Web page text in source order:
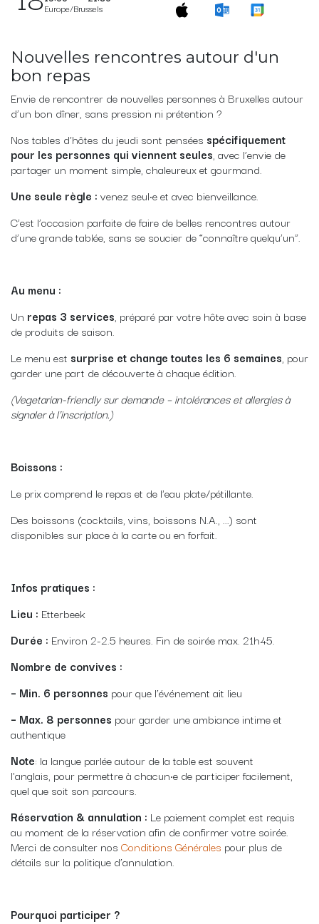
Europe/Brussels
Nouvelles rencontres autour d'un
bon repas
Envie de rencontrer de nouvelles personnes à Bruxelles autour
d’un bon dîner, sans pression ni prétention ?
Nos tables d’hôtes du jeudi sont pensées spécifiquement
pour les personnes qui viennent seules, avec l’envie de
partager un moment simple, chaleureux et gourmand.
Une seule règle : venez seul·e et avec bienveillance.
C’est l’occasion parfaite de faire de belles rencontres autour
d’une grande tablée, sans se soucier de “connaître quelqu’un”.
Au menu :
Un repas 3 services, préparé par votre hôte avec soin à base
de produits de saison.
Le menu est surprise et change toutes les 6 semaines, pour
garder une part de découverte à chaque édition.
(Vegetarian-friendly sur demande – intolérances et allergies à
signaler à l’inscription.)
Boissons :
Le prix comprend le repas et de l'eau plate/pétillante.
Des boissons (cocktails, vins, boissons N.A., ...) sont
disponibles sur place à la carte ou en forfait.
Infos pratiques :
Lieu : Etterbeek
Durée : Environ 2-2.5 heures. Fin de soirée max. 21h45.
Nombre de convives :
– Min. 6 personnes pour que l’événement ait lieu
– Max. 8 personnes pour garder une ambiance intime et
authentique
Note: la langue parlée autour de la table est souvent
l'anglais, pour permettre à chacun·e de participer facilement,
quel que soit son parcours.
Réservation & annulation : Le paiement complet est requis
au moment de la réservation afin de confirmer votre soirée.
Merci de consulter nos Conditions Générales pour plus de
détails sur la politique d’annulation.
Pourquoi participer ?